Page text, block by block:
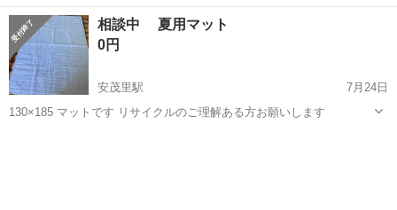
だきます。
長野 長野市 長野駅 カーペット/マット/ラグ
カーペット
相談中 夏用マット
0円
安茂里駅
7月24日
130×185 マットです リサイクルのご理解ある方お願いします